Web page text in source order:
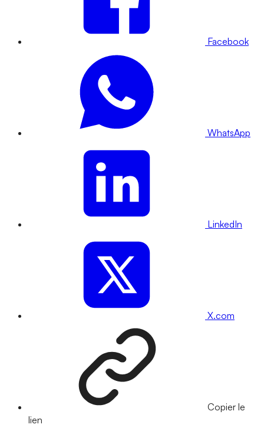
Facebook
WhatsApp
LinkedIn
X.com
Copier le
lien